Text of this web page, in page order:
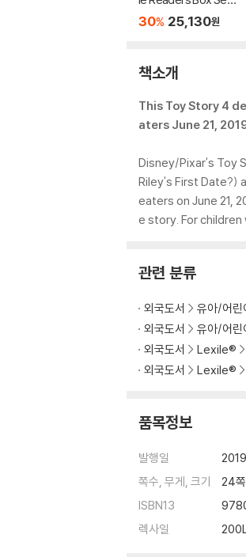
Level A (StoryPlus
30% 25,130원
책소개
This Toy Story 4
aters June 21,
Disney/Pixar's Toy
Riley's First Date?)
eaters on June 21,
e story. For
관련 분류
외국도서 유아/어린
외국도서
유아/어린
외국도서
Lexile®
외국도서
Lexile®
품목정보
발행일
쪽수, 무게, 크기
24
ISBN13
렉사일